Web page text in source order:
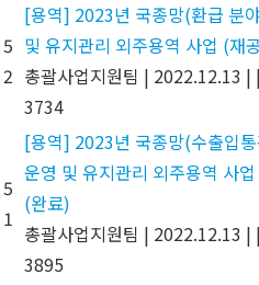
5
2
[용역] 2023년 국종망(환급 분
및 유지관리 외주용역 사업 (재
총괄사업지원팀 | 2022.12.13 | |
3734
5
1
[용역] 2023년 국종망(수출입
운영 및 유지관리 외주용역 사
(완료)
총괄사업지원팀 | 2022.12.13 | |
3895